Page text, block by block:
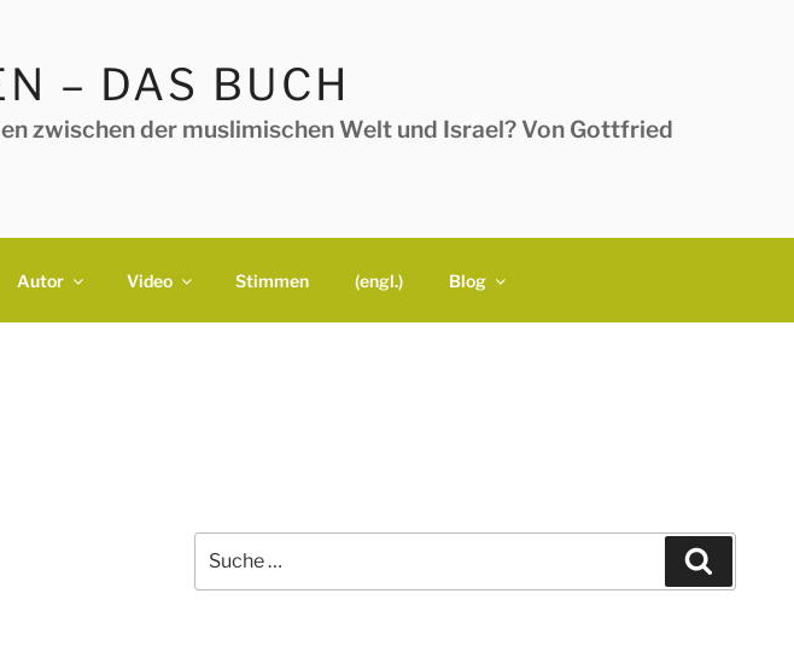
– DAS BUCH
zwischen der muslimischen Welt und Israel? Von Gottfried
Autor Video Stimmen (engl.) Blog
nach: